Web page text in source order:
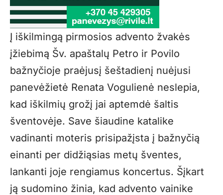
Į iškilmingą pirmosios advento žvakės
įžiebimą Šv. apaštalų Petro ir Povilo
bažnyčioje praėjusį šeštadienį nuėjusi
panevėžietė Renata Vogulienė neslepia,
kad iškilmių grožį jai aptemdė šaltis
šventovėje. Save šiaudine katalike
vadinanti moteris prisipažįsta į bažnyčią
einanti per didžiąsias metų šventes,
lankanti joje rengiamus koncertus. Šįkart
ją sudomino žinia, kad advento vainike